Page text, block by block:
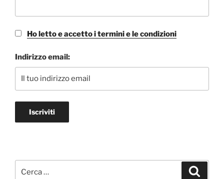
Ho letto e accetto i termini e le condizioni
Indirizzo email: